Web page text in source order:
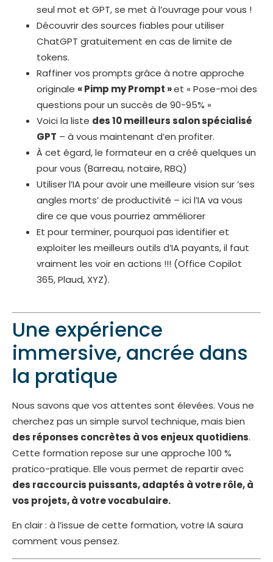
seul mot et GPT, se met à l’ouvrage pour vous !
Découvrir des sources fiables pour utiliser
ChatGPT gratuitement en cas de limite de
tokens.
Raffiner vos prompts grâce à notre approche
originale « Pimp my Prompt »et « Pose-moi des
questions pour un succès de 90-95% »
Voici la liste des 10 meilleurs salon spécialisé
GPT – à vous maintenant d’en profiter.
À cet égard, le formateur en a créé quelques un
pour vous (Barreau, notaire, RBQ)
Utiliser l’IA pour avoir une meilleure vision sur ‘ses
angles morts’ de productivité – ici l’IA va vous
dire ce que vous pourriez amméliorer
Et pour terminer, pourquoi pas identifier et
exploiter les meilleurs outils d’IA payants, il faut
vraiment les voir en actions !!! (Office Copilot
365, Plaud, XYZ).
Une expérience
immersive, ancrée dans
la pratique
Nous savons que vos attentes sont élevées. Vous ne
cherchez pas un simple survol technique, mais bien
des réponses concrètes à vos enjeux quotidiens.
Cette formation repose sur une approche 100 %
pratico-pratique. Elle vous permet de repartir avec
des raccourcis puissants, adaptés à votre rôle, à
vos projets, à votre vocabulaire.
En clair : à l’issue de cette formation, votre IA saura
comment vous pensez.